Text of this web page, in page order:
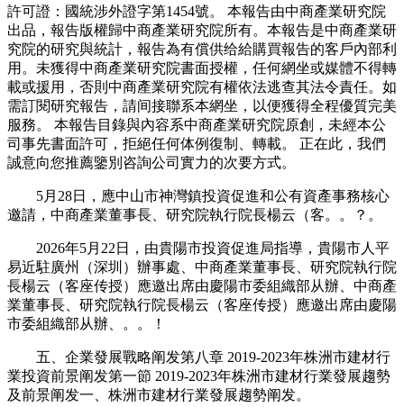
許可證：國統涉外證字第1454號。 本報告由中商產業研究院
出品，報告版權歸中商產業研究院所有。本報告是中商產業研
究院的研究與統計，報告為有償供给給購買報告的客戶內部利
用。未獲得中商產業研究院書面授權，任何網坐或媒體不得轉
載或援用，否則中商產業研究院有權依法逃查其法令責任。如
需訂閱研究報告，請间接聯系本網坐，以便獲得全程優質完美
服務。 本報告目錄與內容系中商產業研究院原創，未經本公
司事先書面許可，拒絕任何体例復制、轉載。 正在此，我們
誠意向您推薦鑒別咨詢公司實力的次要方式。
5月28日，應中山市神灣鎮投資促進和公有資產事務核心
邀請，中商產業董事長、研究院執行院長楊云（客。。？。
2026年5月22日，由貴陽市投資促進局指導，貴陽市人平
易近駐廣州（深圳）辦事處、中商產業董事長、研究院執行院
長楊云（客座传授）應邀出席由慶陽市委組織部从辦、中商產
業董事長、研究院執行院長楊云（客座传授）應邀出席由慶陽
市委組織部从辦、。。！
五、企業發展戰略阐发第八章 2019-2023年株洲市建材行
業投資前景阐发第一節 2019-2023年株洲市建材行業發展趨勢
及前景阐发一、株洲市建材行業發展趨勢阐发。